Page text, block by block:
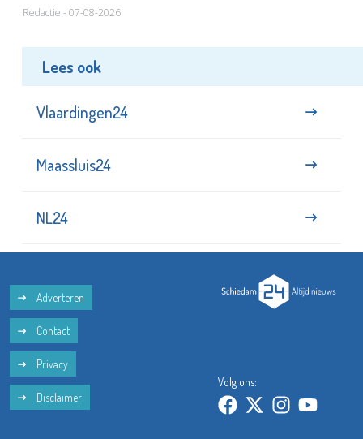
Redactie - 07-08-2026
Lees ook
Vlaardingen24
Maassluis24
NL24
Adverteren
Contact
Privacy
Disclaimer
Volg ons: